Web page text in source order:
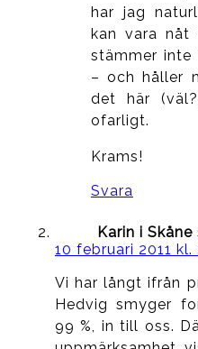
har jag
kan vara nåt
stämmer
– och håller
det här
ofarligt.
Krams!
Svara
Karin i Skåne
10 februari 2011 kl.
Vi har långt ifrån
Hedvig smyger
99 %, in till oss.